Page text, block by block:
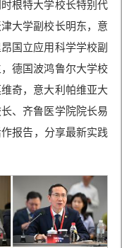
根特大学校长特别代
大学副校长明东，意
国立应用科学学校副
德国波鸿鲁尔大学校
奇，意大利帕维亚大
、齐鲁医学院院长易
报告，分享最新实践